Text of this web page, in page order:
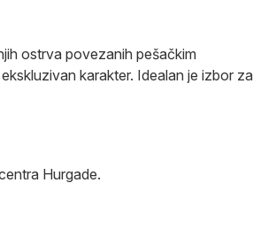
ostrva povezanih pešačkim
karakter. Idealan je izbor za
Hurgade.